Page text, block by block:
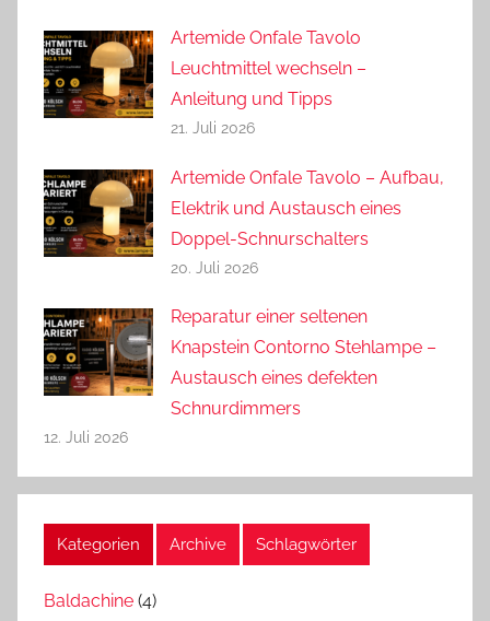
Artemide Onfale Tavolo
Leuchtmittel wechseln –
Anleitung und Tipps
21. Juli 2026
Artemide Onfale Tavolo – Aufbau,
Elektrik und Austausch eines
Doppel-Schnurschalters
20. Juli 2026
Reparatur einer seltenen
Knapstein Contorno Stehlampe –
Austausch eines defekten
Schnurdimmers
12. Juli 2026
Kategorien Archive Schlagwörter
Baldachine (4)